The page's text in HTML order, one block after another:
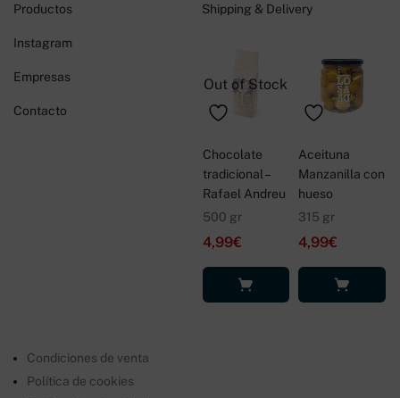
Productos
Instagram
Empresas
Contacto
Shipping & Delivery
Out of Stock
Chocolate
tradicional –
Rafael Andreu
500 gr
4,99€
Aceituna
Manzanilla con
hueso
315 gr
4,99€
Condiciones de venta
Política de cookies